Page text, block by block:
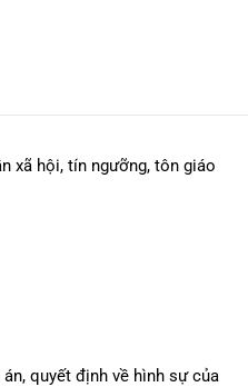
xã hội, tín ngưỡng, tôn giáo
án, quyếtđịnh về hình sự của